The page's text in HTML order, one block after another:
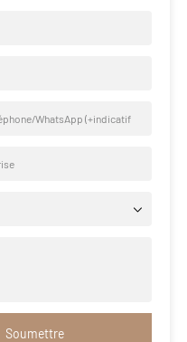
WhatsApp (+indicatif
Soumettre